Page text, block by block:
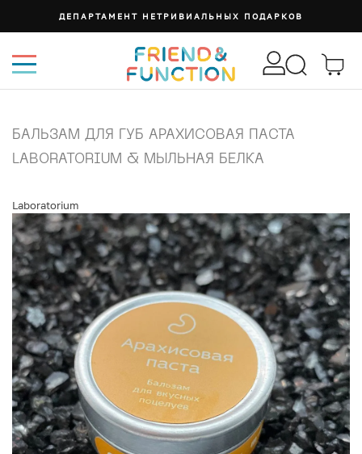
ДЕПАРТАМЕНТ НЕТРИВИАЛЬНЫХ ПОДАРКОВ
БАЛЬЗАМ ДЛЯ ГУБ АРАХИСОВАЯ ПАСТА
LABORATORIUM & МЫЛЬНАЯ БЕЛКА
Laboratorium